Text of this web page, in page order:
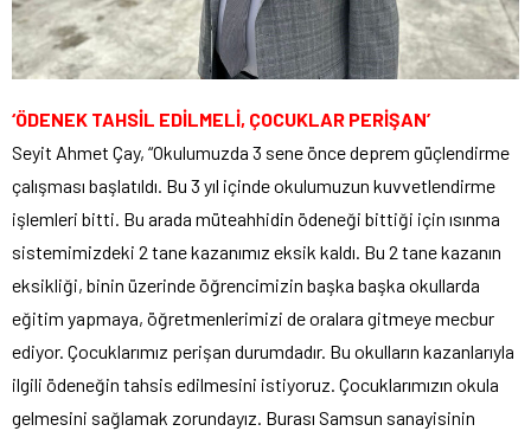
‘ÖDENEK TAHSİL EDİLMELİ, ÇOCUKLAR PERİŞAN’
Seyit Ahmet Çay, “Okulumuzda 3 sene önce deprem güçlendirme
çalışması başlatıldı. Bu 3 yıl içinde okulumuzun kuvvetlendirme
işlemleri bitti. Bu arada müteahhidin ödeneği bittiği için ısınma
sistemimizdeki 2 tane kazanımız eksik kaldı. Bu 2 tane kazanın
eksikliği, binin üzerinde öğrencimizin başka başka okullarda
eğitim yapmaya, öğretmenlerimizi de oralara gitmeye mecbur
ediyor. Çocuklarımız perişan durumdadır. Bu okulların kazanlarıyla
ilgili ödeneğin tahsis edilmesini istiyoruz. Çocuklarımızın okula
gelmesini sağlamak zorundayız. Burası Samsun sanayisinin